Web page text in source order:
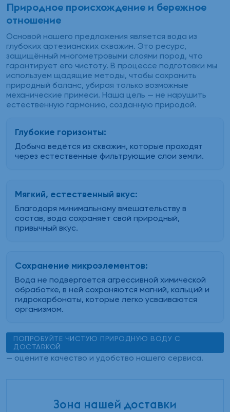
Природное происхождение и бережное
отношение
Основой нашего предложения является вода из
глубоких артезианских скважин. Это ресурс,
защищённый многометровыми слоями пород, что
гарантирует его чистоту. В процессе подготовки мы
используем щадящие методы, чтобы сохранить
природный баланс, убирая только возможные
механические примеси. Наша цель — не нарушить
естественную гармонию, созданную природой.
Глубокие горизонты:
Добыча ведётся из скважин, которые проходят
через естественные фильтрующие слои земли.
Мягкий, естественный вкус:
Благодаря минимальному вмешательству в
состав, вода сохраняет свой природный,
привычный вкус.
Сохранение микроэлементов:
Вода не подвергается агрессивной химической
обработке, в ней сохраняются магний, кальций и
гидрокарбонаты, которые легко усваиваются
организмом.
ПОПРОБУЙТЕ ЧИСТУЮ ПРИРОДНУЮ ВОДУ С
ДОСТАВКОЙ
— оцените качество и удобство нашего сервиса.
Зона нашей доставки